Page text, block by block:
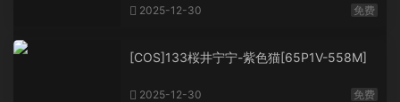
2025-12-30 免费
[COS]133桜井宁宁-紫色猫[65P1V-558M]
2025-12-30 免费